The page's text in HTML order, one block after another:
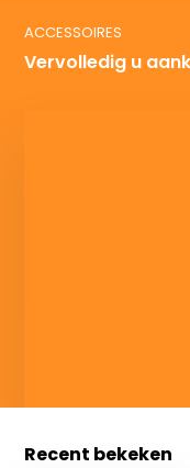
ACCESSOIRES
Vervolledig u
Recent bekeken